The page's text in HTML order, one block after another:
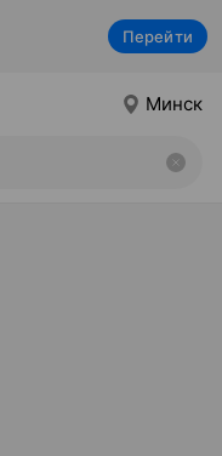
Перейти
Минск